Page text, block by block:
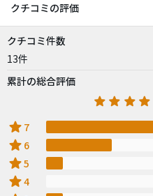
クチコミの評価
クチコミ件数
13件
累計の総合評価
star 7
star 6
star5
star4